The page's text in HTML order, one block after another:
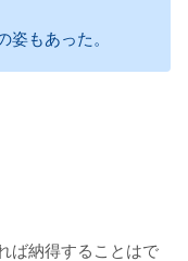
姿もあった。
ば納得することはで